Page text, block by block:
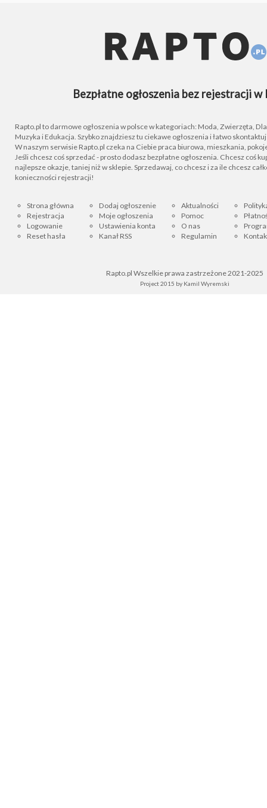
Bezpłatne ogłoszenia bez rejestracji w
Rapto.pl to darmowe ogłoszenia w polsce w kategoriach: Moda, Zwierzęta, Dla
Muzyka i Edukacja. Szybko znajdziesz tu ciekawe ogłoszenia i łatwo
W naszym serwisie Rapto.pl czeka na Ciebie praca biurowa, mieszkania,
Jeśli chcesz coś sprzedać - prosto dodasz bezpłatne ogłoszenia. Chcesz coś
najlepsze okazje, taniej niż w sklepie. Sprzedawaj, co chcesz i za ile chcesz
konieczności rejestracji!
Strona główna
Rejestracja
Logowanie
Reset hasła
Dodaj ogłoszenie
Moje ogłoszenia
Ustawienia konta
Kanał RSS
Aktualności
Pomoc
O nas
Regulamin
Rapto.pl Wszelkie prawa zastrzeżone 2021-2025
Project 2015 by Kamil Wyremski